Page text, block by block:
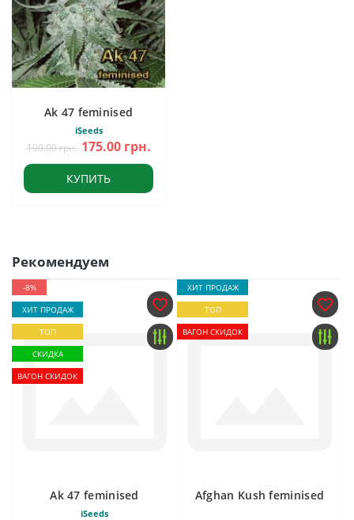
Ak 47 feminised
iSeeds
190.00 грн. 175.00 грн.
КУПИТЬ
Рекомендуем
-8%
ХИТ ПРОДАЖ
ТОП
СКИДКА
ВАГОН СКИДОК
Ak 47 feminised
iSeeds
ХИТ ПРОДАЖ
ТОП
ВАГОН СКИДОК
Afghan Kush feminised